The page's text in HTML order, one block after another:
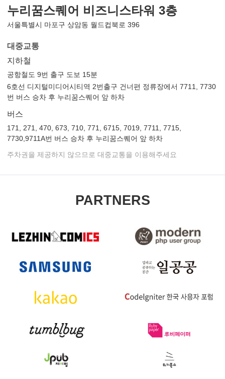
주
소
누리꿈스퀘어 비즈니스타워 3층
서울특별시 마포구 상암동 월드컵북로 396
대중교통
지하철
공항철도 9번 출구 도보 15분
6호선 디지털미디어시티역 2번출구 건너편 정류장에서 7711, 7730
번 버스 승차 후 누리꿈스퀘어 앞 하차
버스
171, 271, 470, 673, 710, 771, 6715, 7019, 7711, 7715,
7730, 9711A번 버스 승차 후 누리꿈스퀘어 앞 하차
주차권을 제공하지 않으므로 대중교통을 이용해주세요
PARTNERS